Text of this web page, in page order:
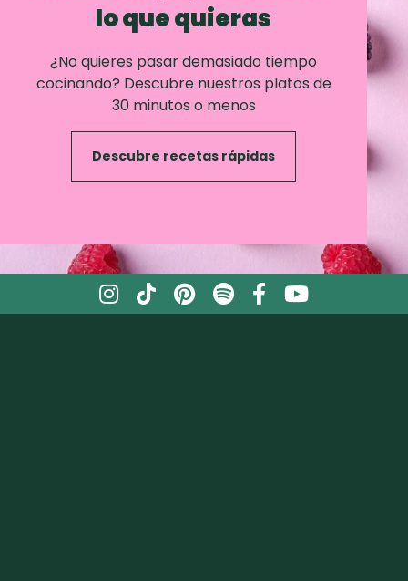
lo que quieras
¿No quieres pasar demasiado tiempo
cocinando? Descubre nuestros platos de
30 minutos o menos
Descubre recetas rápidas